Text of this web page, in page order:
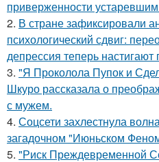
приверженности
2. В стране зафиксировали
психологический сдвиг:
депрессия теперь
3. "Я Проколола Пупок и
Шкуро рассказала о
с мужем.
4. Соцсети захлестнула
загадочном "Июньском
5. "Риск Преждевременной